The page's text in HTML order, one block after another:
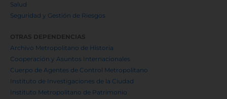
Salud
Seguridad y Gestión de Riesgos
OTRAS DEPENDENCIAS
Archivo Metropolitano de Historia
Cooperación y Asuntos Internacionales
Cuerpo de Agentes de Control Metropolitano
Instituto de Investigaciones de la Ciudad
Instituto Metropolitano de Patrimonio